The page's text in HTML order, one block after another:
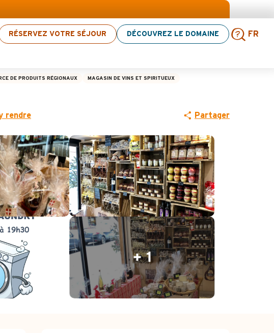
RÉSERVEZ VOTRE SÉJOUR DÉCOUVREZ LE DOMAINE FR
une sélection d’activités ! > cliquez ici
DE PRODUITS RÉGIONAUX MAGASIN DE VINS ET SPIRITUEUX
rendre Partager
+ 1